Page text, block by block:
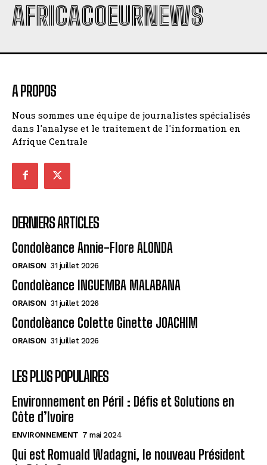
AFRICACOEURNEWS
A PROPOS
Nous sommes une équipe de journalistes spécialisés
dans l'analyse et le traitement de l'information en
Afrique Centrale
DERNIERS ARTICLES
Condolèance Annie-Flore ALONDA
ORAISON 31 juillet 2026
Condolèance INGUEMBA MALABANA
ORAISON 31 juillet 2026
Condolèance Colette Ginette JOACHIM
ORAISON 31 juillet 2026
LES PLUS POPULAIRES
Environnement en Péril : Défis et Solutions en
Côte d’Ivoire
ENVIRONNEMENT 7 mai 2024
Qui est Romuald Wadagni, le nouveau Président